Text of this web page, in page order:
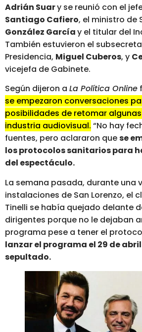
Adrián Suary se reunió con el
Santiago Cafiero, el ministro de
González Garcíay el titular del
También estuvieron el
Presidencia, Miguel Cuberos, y
vicejefa de Gabinete.
Según dijeron a La Política Online
se empezaron conversaciones
posibilidades de retomar
industria audiovisual. “No hay
fuentes, pero aclararon quese
los protocolos sanitarios para
del espectáculo.
La semana pasada, durante una
instalaciones de San Lorenzo, el
Tinelli se había quejado delante
dirigentes porque no le dejaban
programa pese a tener el
lanzar el programa el 29 de
sepultado.